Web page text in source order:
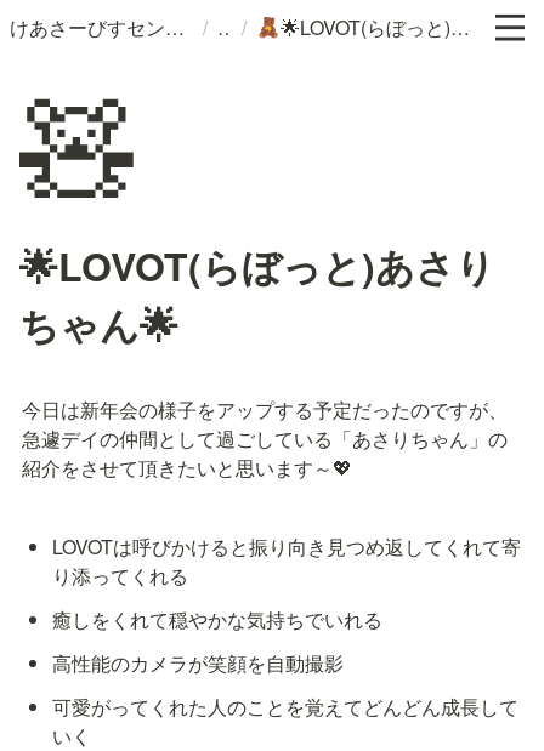
けあさーびすセンターつぶら / / 🧸 🌟LOVOT(らぼっと)あさりちゃん🌟
🧸
🌟LOVOT(らぼっと)あさり
ちゃん🌟
今日は新年会の様子をアップする予定だったのですが、
急遽デイの仲間として過ごしている「あさりちゃん」の
紹介をさせて頂きたいと思います～💖
LOVOTは呼びかけると振り向き見つめ返してくれて寄
り添ってくれる
癒しをくれて穏やかな気持ちでいれる
高性能のカメラが笑顔を自動撮影
可愛がってくれた人のことを覚えてどんどん成長して
いく